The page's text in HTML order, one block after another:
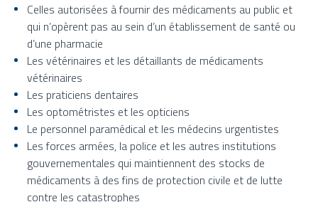
Celles autorisées à fournir des médicaments au public et
qui n’opèrent pas au sein d’un établissement de santé ou
d’une pharmacie
Les vétérinaires et les détaillants de médicaments
vétérinaires
Les praticiens dentaires
Les optométristes et les opticiens
Le personnel paramédical et les médecins urgentistes
Les forces armées, la police et les autres institutions
gouvernementales qui maintiennent des stocks de
médicaments à des fins de protection civile et de lutte
contre les catastrophes